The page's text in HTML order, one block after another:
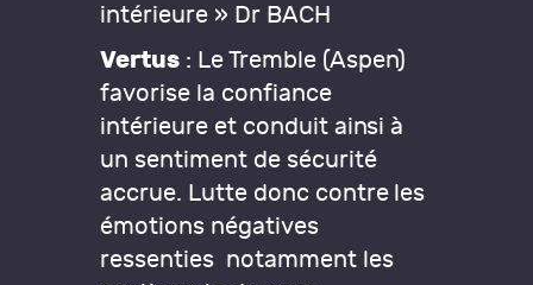
intérieure » Dr BACH
Vertus: Le Tremble (Aspen)
favorise la confiance
intérieure et conduit ainsi à
un sentiment de sécurité
accrue. Lutte donc contre les
émotions négatives
ressenties notamment les